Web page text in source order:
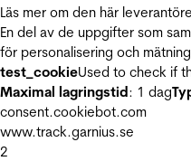
Läs mer om den här
En del av de uppgifter som
för personalisering och
test_cookieUsed to check if
Maximal lagringstid: 1 dag
consent.cookiebot.com
www.track.garnius.se
2